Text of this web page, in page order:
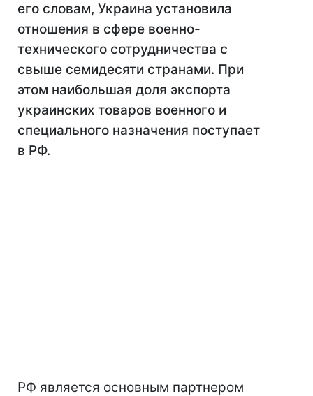
его словам, Украина установила
отношения в сфере военно-
технического сотрудничества с
свыше семидесяти странами. При
этом наибольшая доля экспорта
украинских товаров военного и
специального назначения поступает
в РФ.
РФ является основным партнером